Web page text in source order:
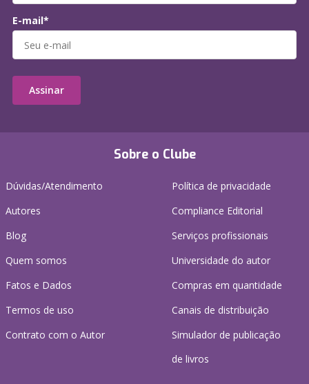
Sobre o Clube
Dúvidas/Atendimento
Autores
Blog
Quem somos
Fatos e Dados
Termos de uso
Contrato com o Autor
Política de privacidade
Compliance Editorial
Serviços profissionais
Universidade do autor
Compras em quantidade
Canais de distribuição
Simulador de publicação
de livros
E-mail*
Assinar